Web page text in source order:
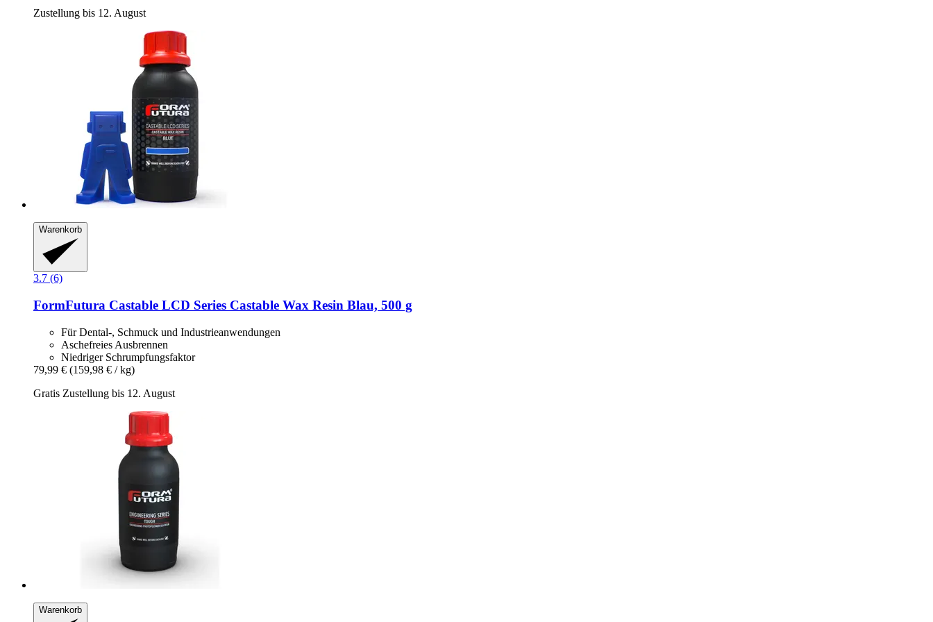
Zustellung bis 12. August
Warenkorb
3.7 (6)
FormFutura Castable LCD Series Castable Wax Resin Blau, 500 g
Für Dental-, Schmuck und Industrieanwendungen
Aschefreies Ausbrennen
Niedriger Schrumpfungsfaktor
79,99 € (159,98 € / kg)
Gratis Zustellung bis 12. August
Warenkorb